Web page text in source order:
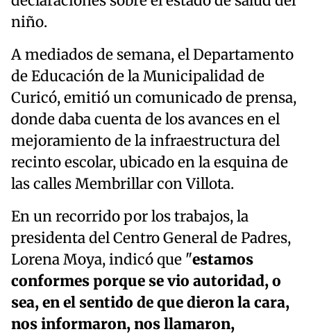
niño.
A mediados de semana, el Departamento
de Educación de la Municipalidad de
Curicó, emitió un comunicado de prensa,
donde daba cuenta de los avances en el
mejoramiento de la infraestructura del
recinto escolar, ubicado en la esquina de
las calles Membrillar con Villota.
En un recorrido por los trabajos, la
presidenta del Centro General de Padres,
Lorena Moya, indicó que "estamos
conformes porque se vio autoridad, o
sea, en el sentido de que dieron la cara,
nos informaron, nos llamaron,